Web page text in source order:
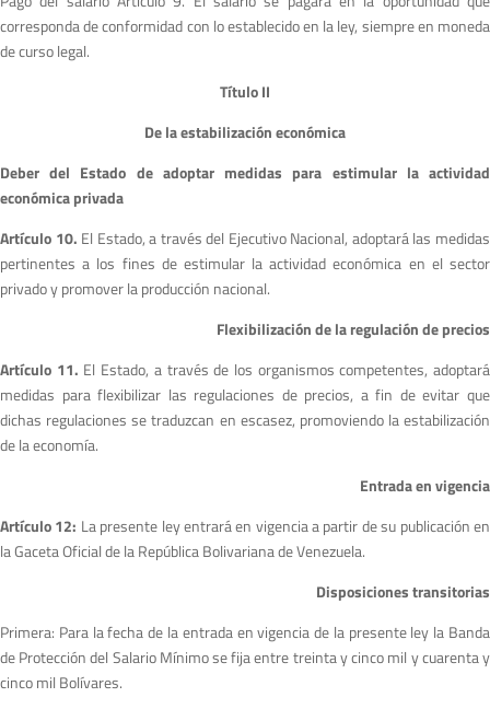
corresponda de conformidad con lo establecido en la ley, siempre en moneda
de curso legal.
Título II
De la estabilización económica
Deber del Estado de adoptar medidas para estimular la actividad
económica privada
Artículo 10. El Estado, a través del Ejecutivo Nacional, adoptará las medidas
pertinentes a los fines de estimular la actividad económica en el sector
privado y promover la producción nacional.
Flexibilización de la regulación de precios
Artículo 11. El Estado, a través de los organismos competentes, adoptará
medidas para flexibilizar las regulaciones de precios, a fin de evitar que
dichas regulaciones se traduzcan en escasez, promoviendo la estabilización
de la economía.
Entrada en vigencia
Artículo 12: La presente ley entrará en vigencia a partir de su publicación en
la Gaceta Oficial de la República Bolivariana de Venezuela.
Disposiciones transitorias
Primera: Para la fecha de la entrada en vigencia de la presente ley la Banda
de Protección del Salario Mínimo se fija entre treinta y cinco mil y cuarenta y
cinco mil Bolívares.